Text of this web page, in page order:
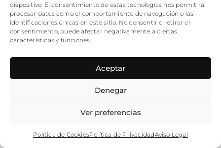
dispositivo. El consentimiento de estas tecnologías nos permitirá
procesar datos como el comportamiento de navegación o las
identificaciones únicas en este sitio. No consentir o retirar el
consentimiento, puede afectar negativamente a ciertas
características y funciones.
Aceptar
Denegar
Ver preferencias
Política de CookiesPolítica de PrivacidadAviso Legal